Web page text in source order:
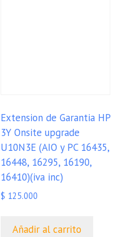
Extension de Garantia HP
3Y Onsite upgrade
U10N3E (AIO y PC 16435,
16448, 16295, 16190,
16410)(iva inc)
$ 125.000
Añadir al carrito